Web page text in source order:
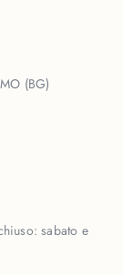
(BG)
sabato e